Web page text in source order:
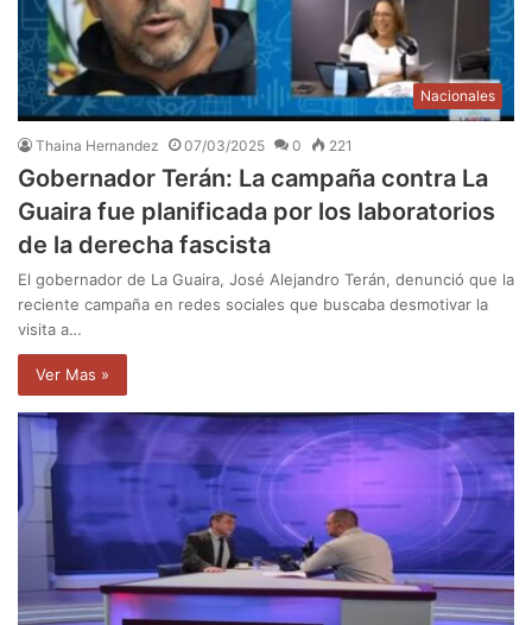
Nacionales
Thaina Hernandez 07/03/2025 0 221
Gobernador Terán: La campaña contra La
Guaira fue planificada por los laboratorios
de la derecha fascista
El gobernador de La Guaira, José Alejandro Terán, denunció que la
reciente campaña en redes sociales que buscaba desmotivar la
visita a…
Ver Mas »